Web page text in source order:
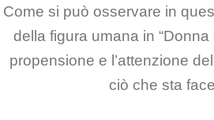
Come si può osservare in
della figura umana in “Donna
propensione e l’attenzione
ciò che sta